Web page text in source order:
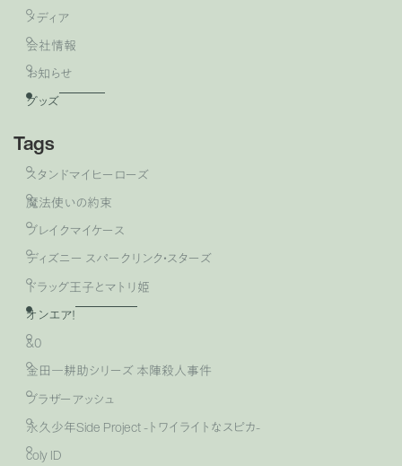
メディア
会社情報
お知らせ
グッズ
Tags
スタンドマイヒーローズ
魔法使いの約束
ブレイクマイケース
ディズニー スパークリンク・スターズ
ドラッグ王子とマトリ姫
オンエア！
&0
金田一耕助シリーズ 本陣殺人事件
ブラザーアッシュ
永久少年Side Project -トワイライトなスピカ-
coly ID